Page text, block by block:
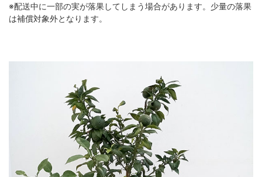
※配送中に一部の実が落果してしまう場合があります。少量の落果
は補償対象外となります。